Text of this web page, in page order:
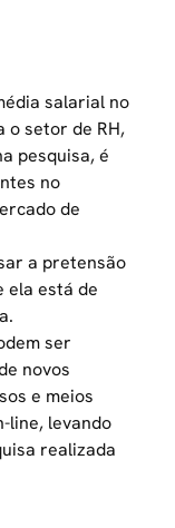
salarial no
o setor de RH,
pesquisa, é
no
de
a pretensão
ela está de
ser
novos
e meios
line, levando
realizada